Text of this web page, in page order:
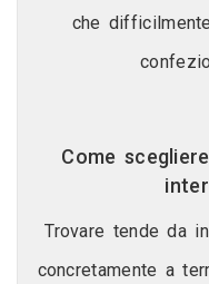
che
Come
Trovare tende da
concretamente a